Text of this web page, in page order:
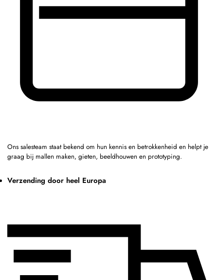
Ons salesteam staat bekend om hun kennis en betrokkenheid en helpt je
graag bij mallen maken, gieten, beeldhouwen en prototyping.
Verzending door heel Europa